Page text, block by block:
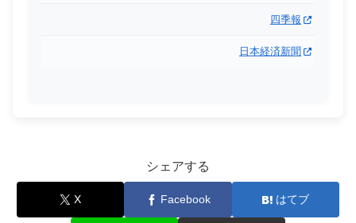
四季報
日本経済新聞
シェアする
X Facebook はてブ